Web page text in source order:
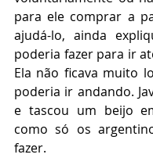
para ele comprar a
ajudá-lo, ainda
poderia fazer para ir
Ela não ficava muito
poderia ir andando.
e tascou um beijo
como só os
fazer.